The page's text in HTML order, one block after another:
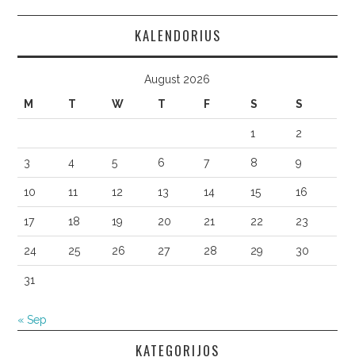
KALENDORIUS
August 2026
M
T W T F S S
1 2
3 4 5 6 7 8 9
10 11 12 13 14 15 16
17 18 19 20 21 22 23
24 25 26 27 28 29 30
31
« Sep
KATEGORIJOS